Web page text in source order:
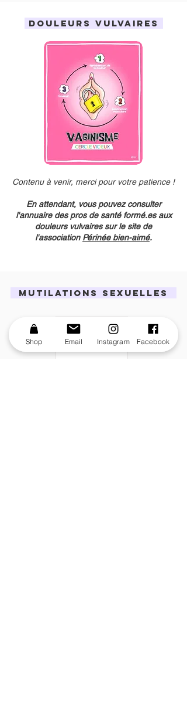
DOULEURS VULVAIRES
Contenu à venir, merci pour votre patience !
En attendant, vous pouvez consulter
l'annuaire des pros de santé formé.es aux
douleurs vulvaires sur le site de
l'association Périnée bien-aimé.
MUTILATIONS SEXUELLES
Shop Email Instagram Facebook